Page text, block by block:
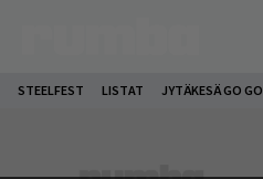
STEELFEST LISTAT JYTÄKESÄ GO GO